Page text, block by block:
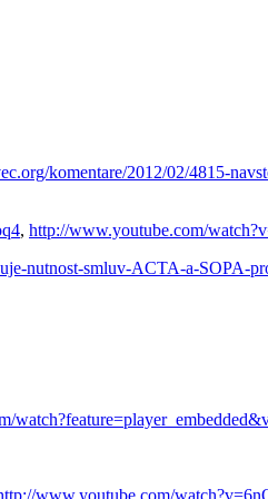
komentare/2012/02/4815-
, http://www.youtube.com/
nutnost-smluv-ACTA-a-SOPA-
www.youtube.com/